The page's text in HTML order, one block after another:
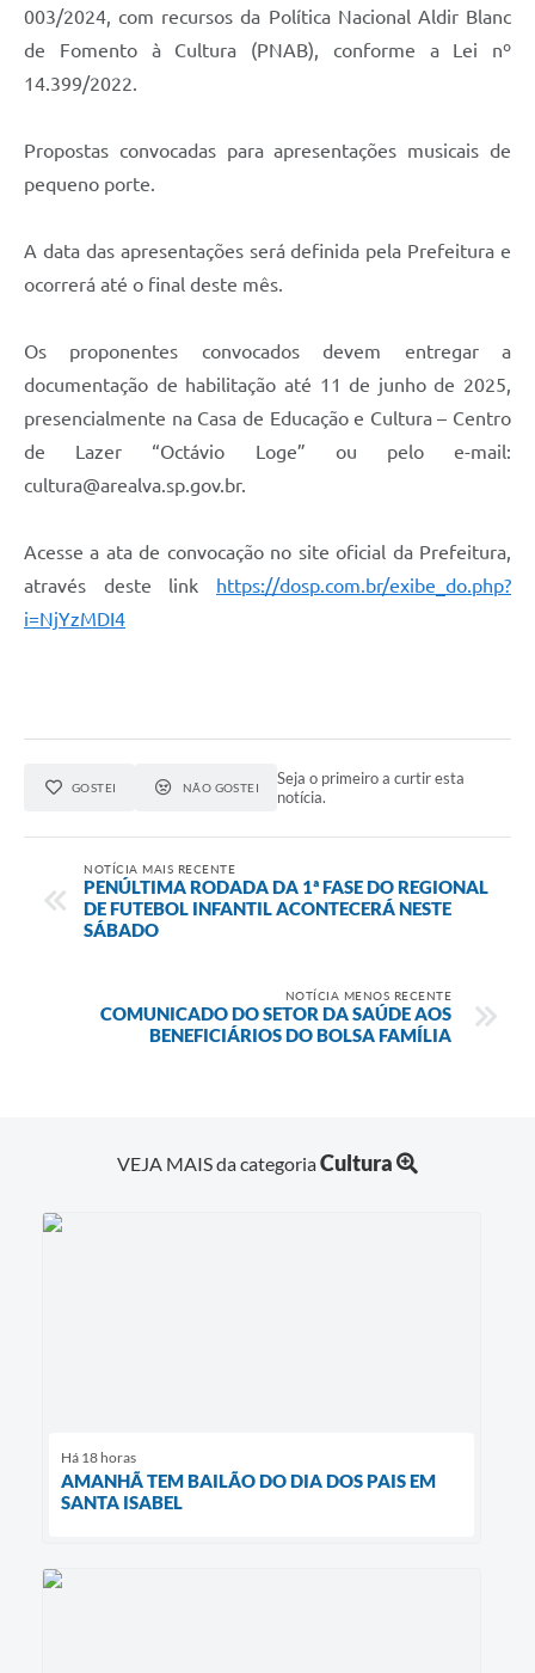
003/2024, com recursos da Política Nacional Aldir Blanc
de Fomento à Cultura (PNAB), conforme a Lei nº
14.399/2022.
Propostas convocadas para apresentações musicais de
pequeno porte.
A data das apresentações será definida pela Prefeitura e
ocorrerá até o final deste mês.
Os proponentes convocados devem entregar a
documentação de habilitação até 11 de junho de 2025,
presencialmente na Casa de Educação e Cultura – Centro
de Lazer “Octávio Loge” ou pelo e-mail:
cultura@arealva.sp.gov.br.
Acesse a ata de convocação no site oficial da Prefeitura,
através deste link https://dosp.com.br/exibe_do.php?
i=NjYzMDI4
GOSTEI NÃO GOSTEI
Seja o primeiro a curtir esta
notícia.
NOTÍCIA MAIS RECENTE
PENÚLTIMA RODADA DA 1ª FASE DO REGIONAL
DE FUTEBOL INFANTIL ACONTECERÁ NESTE
SÁBADO
NOTÍCIA MENOS RECENTE
COMUNICADO DO SETOR DA SAÚDE AOS
BENEFICIÁRIOS DO BOLSA FAMÍLIA
VEJA MAIS da categoriaCultura
Há 18 horas
AMANHÃ TEM BAILÃO DO DIA DOS PAIS EM
SANTA ISABEL